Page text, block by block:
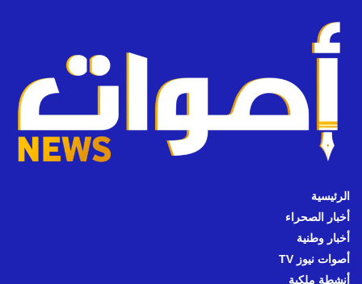
الرئيسية
أخبار الصحراء
أخبار وطنية
أصوات نيوز TV
أنشطة ملكية